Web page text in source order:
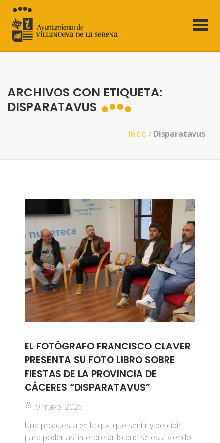
ARCHIVOS CON ETIQUETA:
DISPARATAVUS
Inicio / Disparatavus
EL FOTÓGRAFO FRANCISCO CLAVER
PRESENTA SU FOTO LIBRO SOBRE
FIESTAS DE LA PROVINCIA DE
CÁCERES “DISPARATAVUS”
9 mayo, 2025
Una propuesta en la que que sentir y percibir
para poder así interpretar lo que se está viendo